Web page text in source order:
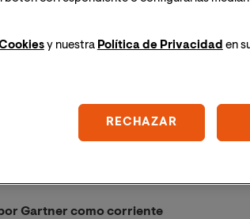
años 80 del siglo pasado
espaciales que eran
día, todas las simulaciones son
sea mucho más rápido.
fue hasta 2003 cuando este
afirma que incluso las
el concepto aún más.
Gartner como corriente
y nuestra Política de Privacidad en
RECHAZAR